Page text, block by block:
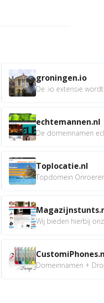
groningen.io
De .io extensie
echtemannen.nl
De domeinnamen
Toplocatie.nl
Topdomein
Wij bieden hierbij
Domeinnamen +